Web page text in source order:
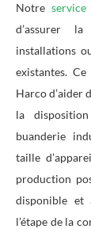
Notre
d’assurer
installations
existantes.
Harco d’aider
la
buanderie
taille
production
disponible et
l’étape de la